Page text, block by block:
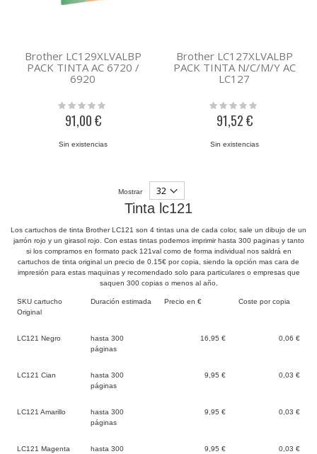
Brother LC129XLVALBP
PACK TINTA AC 6720 /
6920
Rating:
91,00 €
Sin existencias
Brother LC127XLVALBP
PACK TINTA N/C/M/Y AC
LC127
Rating:
91,52 €
Sin existencias
Mostrar
Tinta lc121
Los cartuchos de tinta Brother LC121 son 4 tintas una de cada color, sale un dibujo de un
jarrón rojo y un girasol rojo. Con estas tintas podemos imprimir hasta 300 paginas y tanto
si los compramos en formato pack 121val como de forma individual nos saldrá en
cartuchos de tinta original un precio de 0.15€ por copia, siendo la opción mas cara de
impresión para estas maquinas y recomendado solo para particulares o empresas que
saquen 300 copias o menos al año.
SKU cartucho
Original
Duración estimada Precio en € Coste por copia
LC121 Negro
hasta 300
páginas
16,95 € 0,06 €
LC121 Cian
hasta 300
páginas
9,95 € 0,03 €
LC121 Amarillo
hasta 300
páginas
9,95 € 0,03 €
LC121 Magenta
hasta 300
9,95 € 0,03 €